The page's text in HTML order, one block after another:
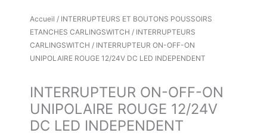
Accueil / INTERRUPTEURS ET BOUTONS POUSSOIRS
ETANCHES CARLINGSWITCH / INTERRUPTEURS
CARLINGSWITCH / INTERRUPTEUR ON-OFF-ON
UNIPOLAIRE ROUGE 12/24V DC LED INDEPENDENT
INTERRUPTEUR ON-OFF-ON
UNIPOLAIRE ROUGE 12/24V
DC LED INDEPENDENT